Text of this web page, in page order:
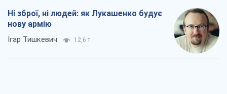
Ні зброї, ні людей: як Лукашенко будує
нову армію
Ігар Тишкевич 12,6 т.